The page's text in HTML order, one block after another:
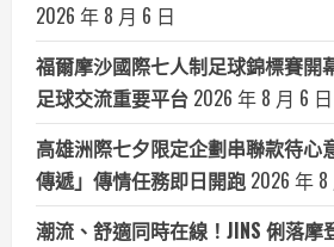
2026 年 8 月 6 日
福爾摩沙國際七人制足球錦標賽
足球交流重要平台 2026 年 8 月 6 日
高雄洲際七夕限定企劃串聯款待心
傳遞」傳情任務即日開跑 2026 年
潮流、舒適同時在線！JINS 俐落